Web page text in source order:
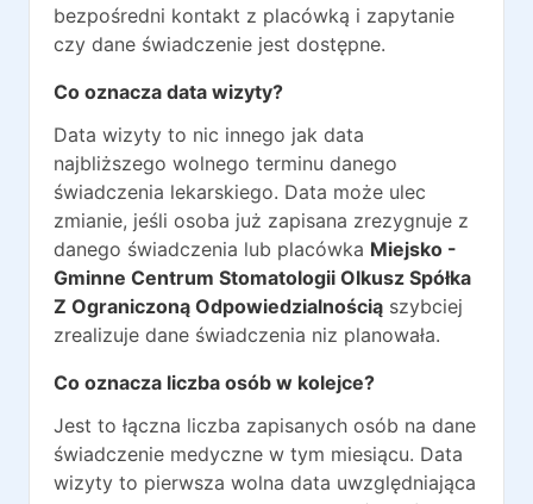
bezpośredni kontakt z placówką i zapytanie
czy dane świadczenie jest dostępne.
Co oznacza data wizyty?
Data wizyty to nic innego jak data
najbliższego wolnego terminu danego
świadczenia lekarskiego. Data może ulec
zmianie, jeśli osoba już zapisana zrezygnuje z
danego świadczenia lub placówka Miejsko -
Gminne Centrum Stomatologii Olkusz Spółka
Z Ograniczoną Odpowiedzialnością szybciej
zrealizuje dane świadczenia niz planowała.
Co oznacza liczba osób w kolejce?
Jest to łączna liczba zapisanych osób na dane
świadczenie medyczne w tym miesiącu. Data
wizyty to pierwsza wolna data uwzględniająca